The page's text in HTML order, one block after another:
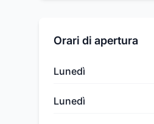
Orari di apertura
Lunedì
Lunedì